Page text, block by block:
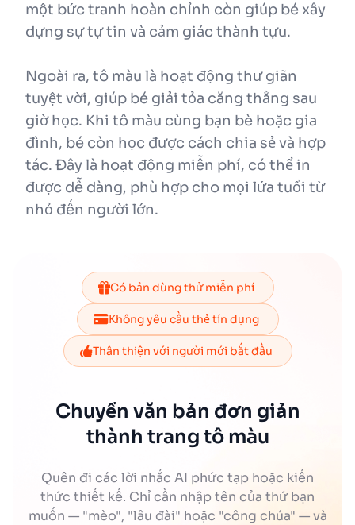
một bức tranh hoàn chỉnh còn giúp bé xây
dựng sự tự tin và cảm giác thành tựu.
Ngoài ra, tô màu là hoạt động thư giãn
tuyệt vời, giúp bé giải tỏa căng thẳng sau
giờ học. Khi tô màu cùng bạn bè hoặc gia
đình, bé còn học được cách chia sẻ và hợp
tác. Đây là hoạt động miễn phí, có thể in
được dễ dàng, phù hợp cho mọi lứa tuổi từ
nhỏ đến người lớn.
Có bản dùng thử miễn phí
Không yêu cầu thẻ tín dụng
Thân thiện với người mới bắt đầu
Chuyển văn bản đơn giản
thành trang tô màu
Quên đi các lời nhắc AI phức tạp hoặc kiến
thức thiết kế. Chỉ cần nhập tên của thứ bạn
muốn — "mèo", "lâu đài" hoặc "công chúa" — và